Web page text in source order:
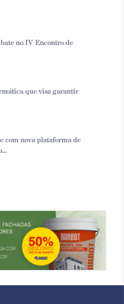
no IV Encontro de
que visa garantir
com nova plataforma de